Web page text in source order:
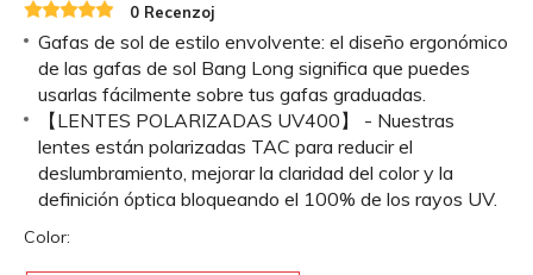
0 Recenzoj
Gafas de sol de estilo envolvente: el diseño ergonómico
de las gafas de sol Bang Long significa que puedes
usarlas fácilmente sobre tus gafas graduadas.
【LENTES POLARIZADAS UV400】 - Nuestras
lentes están polarizadas TAC para reducir el
deslumbramiento, mejorar la claridad del color y la
definición óptica bloqueando el 100% de los rayos UV.
Color: